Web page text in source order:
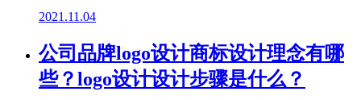
2021.11.04
公司品牌logo设计商标设计理念有哪
些？logo设计设计步骤是什么？